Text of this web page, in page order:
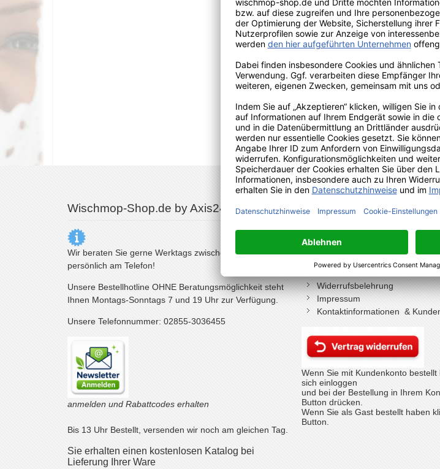
Wischmop-Shop.de by Axis24 GmbH
Wir beraten Sie gerne Werktags zwischen 10 und 15 Uhr
persönlich am Telefon!
Unsere Bestellhotline OHNE Beratungsmöglichkeit steht
Ihnen Montags-Sonntags 7 und 19 Uhr zur Verfügung.
Unsere Telefonnummer: 02855-3036455
anmelden und Rabattcodes erhalten
Bis 13 Uhr Bestellt, versenden wir noch am gleichen Tag.
Sie erhalten einen kostenlosen Katalog bei
Lieferung Ihrer Ware
Kundeninformationen
Versandkosten /
Zahlungsarten
Widerrufsbelehrung
Impressum
Kontaktinformationen &
Wenn Sie mit Kundenkonto
sich einloggen
und bei der Bestellung in Ihrem
Button drücken.
Wenn Sie als Gast bestellt haben
Button.